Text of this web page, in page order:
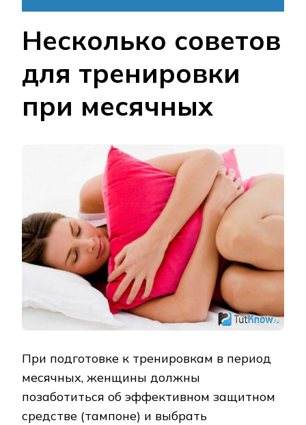
Несколько советов
для тренировки
при месячных
При подготовке к тренировкам в период
месячных, женщины должны
позаботиться об эффективном защитном
средстве (тампоне) и выбрать